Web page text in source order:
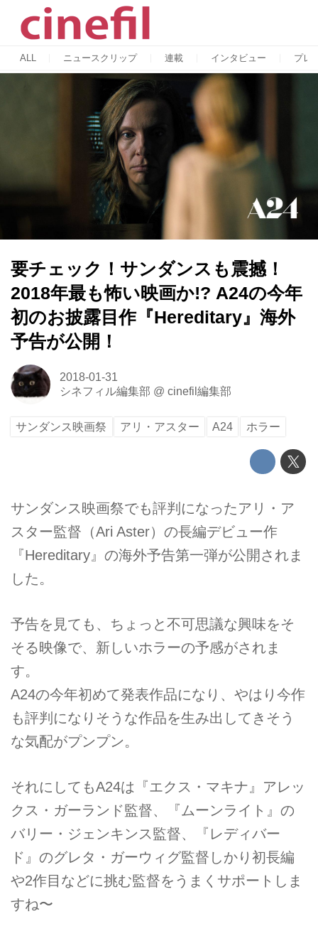
ALL ニュースクリップ 連載 インタビュー プレ
要チェック！サンダンスも震撼！
2018年最も怖い映画か!? A24の今年
初のお披露目作『Hereditary』海外
予告が公開！
2018-01-31
シネフィル編集部 @ cinefil編集部
サンダンス映画祭 アリ・アスター A24 ホラー
サンダンス映画祭でも評判になったアリ・ア
スター監督（Ari Aster）の長編デビュー作
『Hereditary』の海外予告第一弾が公開されま
した。
予告を見ても、ちょっと不可思議な興味をそ
そる映像で、新しいホラーの予感がされま
す。
A24の今年初めて発表作品になり、やはり今作
も評判になりそうな作品を生み出してきそう
な気配がプンプン。
それにしてもA24は『エクス・マキナ』アレッ
クス・ガーランド監督、『ムーンライト』の
バリー・ジェンキンス監督、『レディバー
ド』のグレタ・ガーウィグ監督しかり初長編
や2作目などに挑む監督をうまくサポートしま
すね〜